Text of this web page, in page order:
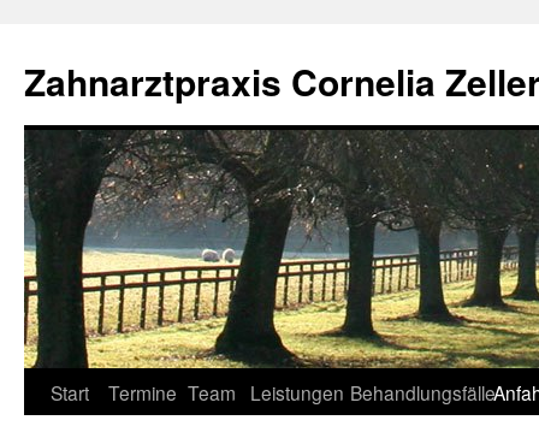
springen
Zahnarztpraxis Cornelia
Start Termine Team Leistungen Behandlungsfälle